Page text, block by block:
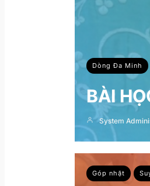
Dòng Đa Minh
BÀI
System
Góp nhặt